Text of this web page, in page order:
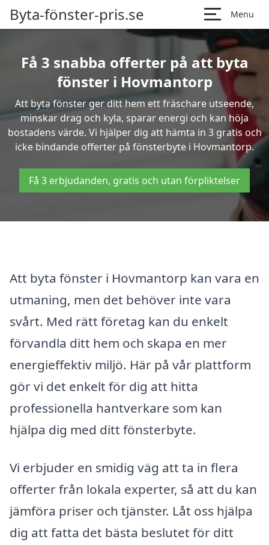
Byta-fönster-pris.se Menu
Få 3 snabba offerter på att byta
fönster i Hovmantorp
Att byta fönster ger ditt hem ett fräschare utseende,
minskar drag och kyla, sparar energi och kan höja
bostadens värde. Vi hjälper dig att hämta in 3 gratis och
icke bindande offerter på fönsterbyte i Hovmantorp.
Få 3 erbjudanden, gratis och utan förpliktelser
Att byta fönster i Hovmantorp kan vara en
utmaning, men det behöver inte vara
svårt. Med rätt företag kan du enkelt
förvandla ditt hem och skapa en mer
energieffektiv miljö. Här på vår plattform
gör vi det enkelt för dig att hitta
professionella hantverkare som kan
hjälpa dig med ditt fönsterbyte.
Vi erbjuder en smidig väg att ta in flera
offerter från lokala experter, så att du kan
jämföra priser och tjänster. Låt oss hjälpa
dig att fatta det bästa beslutet för ditt